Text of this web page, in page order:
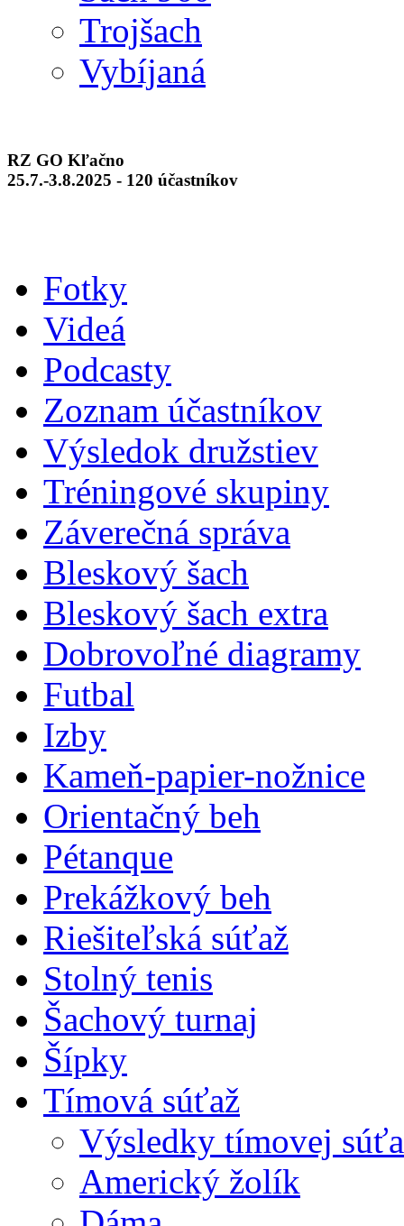
Trojšach
Vybíjaná
RZ GO Kľačno
25.7.-3.8.2025 - 120 účastníkov
Fotky
Videá
Podcasty
Zoznam účastníkov
Výsledok družstiev
Tréningové skupiny
Záverečná správa
Bleskový šach
Bleskový šach extra
Dobrovoľné diagramy
Futbal
Izby
Kameň-papier-nožnice
Orientačný beh
Pétanque
Prekážkový beh
Riešiteľská súťaž
Stolný tenis
Šachový turnaj
Šípky
Tímová súťaž
Výsledky tímovej
Americký žolík